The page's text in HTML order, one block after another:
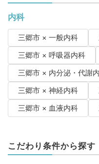
内科
三郷市 × 一般内科
三郷市 × 呼吸器内科
三郷市 × 内分泌・代謝
三郷市 × 神経内科
三郷市 × 血液内科
こだわり条件から探す